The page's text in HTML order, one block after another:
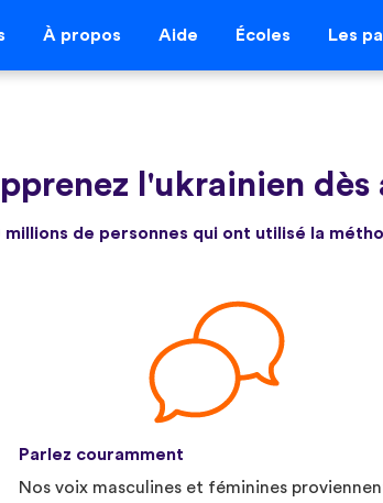
À propos Aide Écoles Les
l'ukrainien dès
millions de personnes qui ont utilisé la
Parlez couramment
Nos voix masculines et féminines